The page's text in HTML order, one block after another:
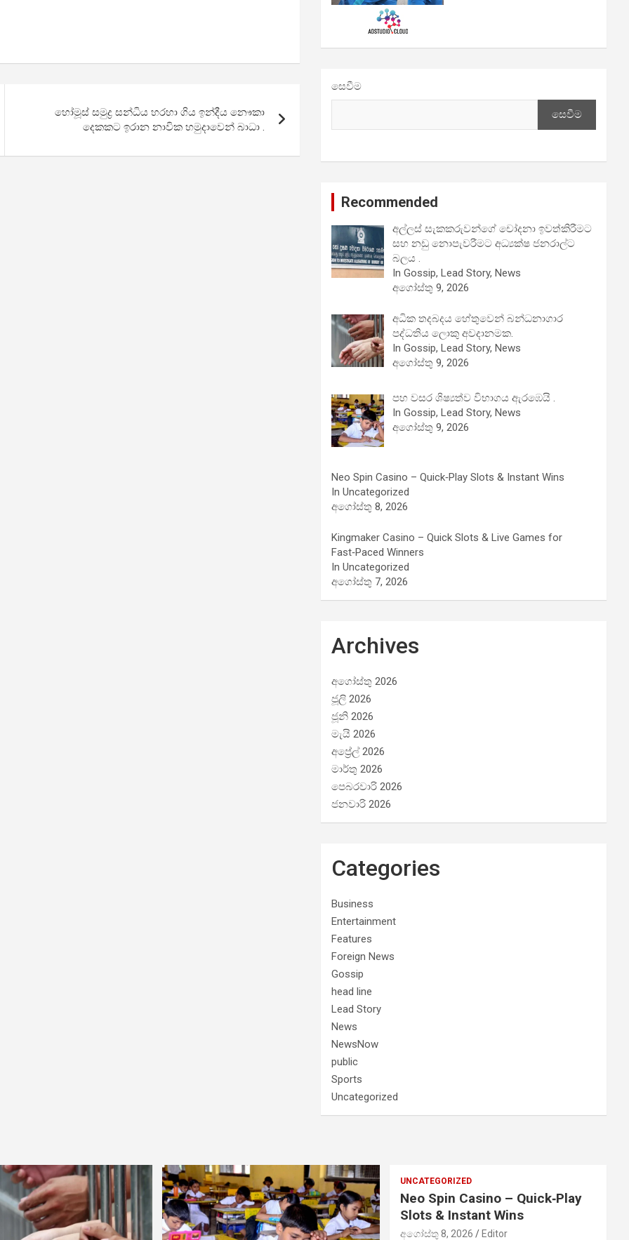
හෝමූස් සමුද්‍ර සන්ධිය හරහා ගිය ඉන්දීය නෞකා
දෙකකට ඉරාන නාවික හමුදාවෙන් බාධා .
සෙවීම
සෙවීම
Recommended
අල්ලස් සැකකරුවන්ගේ චෝදනා ඉවත්කිරීමට
සහ නඩු නොපැවරීමට අධ්‍යක්ෂ ජනරාල්ට
බලය .
In Gossip, Lead Story, News
අගෝස්තු 9, 2026
අධික තදබදය හේතුවෙන් බන්ධනාගාර
පද්ධතිය ලොකු අවදානමක.
In Gossip, Lead Story, News
අගෝස්තු 9, 2026
පහ වසර ශිෂ්‍යත්ව විභාගය ඇරඹෙයි .
In Gossip, Lead Story, News
අගෝස්තු 9, 2026
Neo Spin Casino – Quick‑Play Slots & Instant Wins
In Uncategorized
අගෝස්තු 8, 2026
Kingmaker Casino – Quick Slots & Live Games for
Fast‑Paced Winners
In Uncategorized
අගෝස්තු 7, 2026
Archives
අගෝස්තු 2026
ජූලි 2026
ජූනි 2026
මැයි 2026
අප්‍රේල් 2026
මාර්තු 2026
පෙබරවාරි 2026
ජනවාරි 2026
Categories
Business
Entertainment
Features
Foreign News
Gossip
head line
Lead Story
News
NewsNow
public
Sports
Uncategorized
UNCATEGORIZED
Neo Spin Casino – Quick‑Play
Slots & Instant Wins
අගෝස්තු 8, 2026 Editor